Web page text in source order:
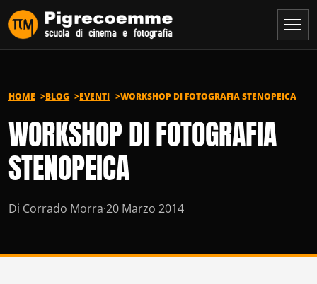
Vai al contenuto
HOME BLOG EVENTI WORKSHOP DI FOTOGRAFIA STENOPEICA
WORKSHOP DI FOTOGRAFIA
STENOPEICA
Di Corrado Morra·20 Marzo 2014